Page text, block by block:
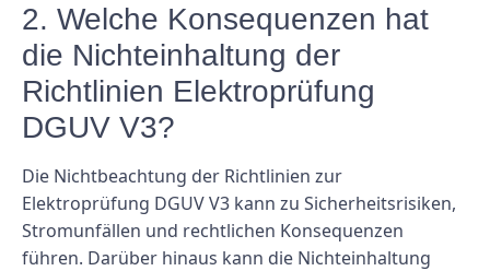
2. Welche Konsequenzen hat
die Nichteinhaltung der
Richtlinien Elektroprüfung
DGUV V3?
Die Nichtbeachtung der Richtlinien zur
Elektroprüfung DGUV V3 kann zu Sicherheitsrisiken,
Stromunfällen und rechtlichen Konsequenzen
führen. Darüber hinaus kann die Nichteinhaltung